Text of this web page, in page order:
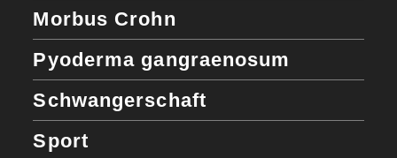
Morbus Crohn
Pyoderma gangraenosum
Schwangerschaft
Sport